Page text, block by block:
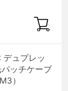
ュプレッ
ッチケーブ
）